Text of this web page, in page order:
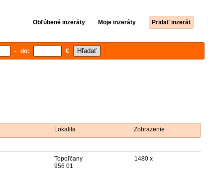
Obľúbené inzeráty Moje inzeráty Pridať inzerát
- do: €
Lokalita Zobrazenie
Topoľčany
956 01
1480 x